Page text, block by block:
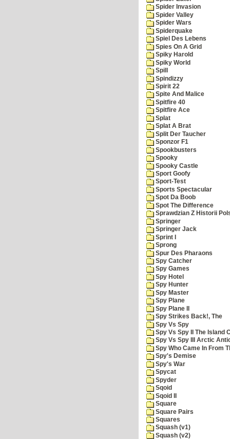
Spider Invasion
Spider Valley
Spider Wars
Spiderquake
Spiel Des Lebens
Spies On A Grid
Spiky Harold
Spiky World
Spill
Spindizzy
Spirit 22
Spite And Malice
Spitfire 40
Spitfire Ace
Splat
Splat A Brat
Split Der Taucher
Sponzor F1
Spookbusters
Spooky
Spooky Castle
Sport Goofy
Sport-Test
Sports Spectacular
Spot Da Boob
Spot The Difference
Sprawdzian Z Historii
Springer
Springer Jack
Sprint I
Sprong
Spur Des Pharaons
Spy Catcher
Spy Games
Spy Hotel
Spy Hunter
Spy Master
Spy Plane
Spy Plane II
Spy Strikes Back!, The
Spy Vs Spy
Spy Vs Spy II The Island
Spy Vs Spy III Arctic
Spy Who Came In From
Spy's Demise
Spy's War
Spycat
Spyder
Sqoid
Sqoid II
Square
Square Pairs
Squares
Squash (v1)
Squash (v2)